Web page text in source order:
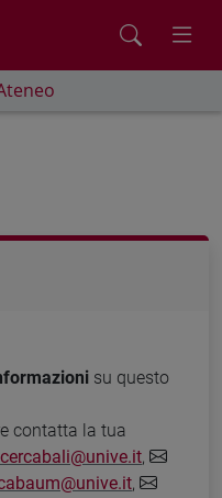
su questo
contatta la tua
,
,